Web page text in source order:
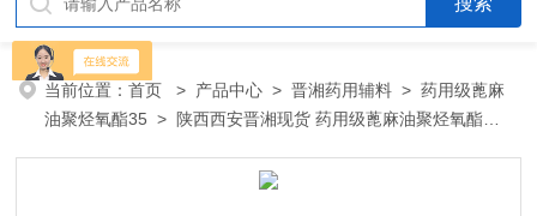
钠、可溶性淀粉、甘露醇、羟丙纤维素、羟丙基甲基纤维素、乳糖、
交联聚维酮、交联羧甲基纤维素钠、聚乙二醇（PEG）系列、二氧化
硅、聚乙烯吡咯烷酮、十八醇、十六醇、预交化淀粉、微晶纤维素、
甲基纤维素、乙基纤维素，三氯蔗糖，麝香草酚，药用蜂蜜，
当前位置：首页 > 产品中心 >晋湘药用辅料 >药用级蓖麻
油聚烃氧酯35 > 陕西西安晋湘现货 药用级蓖麻油聚烃氧酯